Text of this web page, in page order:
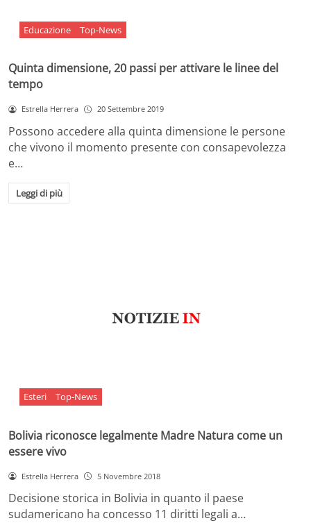
Educazione Top-News
Quinta dimensione, 20 passi per attivare le linee del
tempo
Estrella Herrera 20 Settembre 2019
Possono accedere alla quinta dimensione le persone
che vivono il momento presente con consapevolezza
e…
Leggi di più
Esteri Top-News
Bolivia riconosce legalmente Madre Natura come un
essere vivo
Estrella Herrera 5 Novembre 2018
Decisione storica in Bolivia in quanto il paese
sudamericano ha concesso 11 diritti legali a…